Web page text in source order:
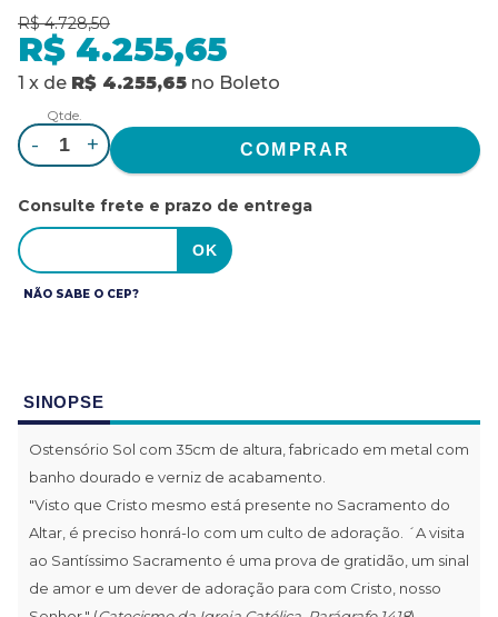
R$ 4.728,50
R$ 4.255,65
1 x de R$ 4.255,65 no Boleto
Qtde.
- +
Consulte frete e prazo de entrega
NÃO SABE O CEP?
SINOPSE
Ostensório Sol com 35cm de altura, fabricado em metal com
banho dourado e verniz de acabamento.
"Visto que Cristo mesmo está presente no Sacramento do
Altar, é preciso honrá-lo com um culto de adoração. ´A visita
ao Santíssimo Sacramento é uma prova de gratidão, um sinal
de amor e um dever de adoração para com Cristo, nosso